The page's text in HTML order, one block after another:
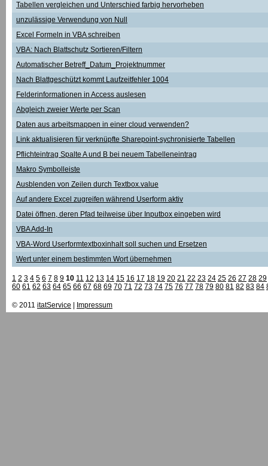
Tabellen vergleichen und Unterschied farbig hervorheben
unzulässige Verwendung von Null
Excel Formeln in VBA schreiben
VBA: Nach Blattschutz Sortieren/Filtern
Automatischer Betreff_Datum_Projektnummer
Nach Blattgeschützt kommt Laufzeitfehler 1004
Felderinformationen in Access auslesen
Abgleich zweier Werte per Scan
Daten aus arbeitsmappen in einer cloud verwenden?
Link aktualisieren für verknüpfte Sharepoint-sychronisierte Tabellen
Pflichteintrag Spalte A und B bei neuem Tabelleneintrag
Makro Symbolleiste
Ausblenden von Zeilen durch Textbox.value
Auf andere Excel zugreifen während Userform aktiv
Datei öffnen, deren Pfad teilweise über Inputbox eingeben wird
VBA Add-In
VBA-Word Userformtextboxinhalt soll suchen und Ersetzen
Wert unter einem bestimmten Wort übernehmen
1 2 3 4 5 6 7 8 9 10 11 12 13 14 15 16 17 18 19 20 21 22 23 24 25 26 27 28 29
60 61 62 63 64 65 66 67 68 69 70 71 72 73 74 75 76 77 78 79 80 81 82 83 84
© 2011 itatService Impressum